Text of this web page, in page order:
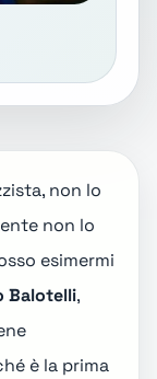
non lo
non lo
esimermi
Balotelli,
è la prima